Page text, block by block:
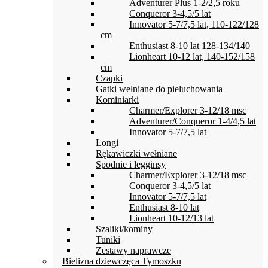
Adventurer Plus 1-2/2,5 roku
Conqueror 3-4,5/5 lat
Innovator 5-7/7,5 lat, 110-122/128
cm
Enthusiast 8-10 lat 128-134/140
Lionheart 10-12 lat, 140-152/158
cm
Czapki
Gatki wełniane do pieluchowania
Kominiarki
Charmer/Explorer 3-12/18 msc
Adventurer/Conqueror 1-4/4,5 lat
Innovator 5-7/7,5 lat
Longi
Rękawiczki wełniane
Spodnie i legginsy
Charmer/Explorer 3-12/18 msc
Conqueror 3-4,5/5 lat
Innovator 5-7/7,5 lat
Enthusiast 8-10 lat
Lionheart 10-12/13 lat
Szaliki/kominy
Tuniki
Zestawy naprawcze
Bielizna dziewczęca Tymoszku